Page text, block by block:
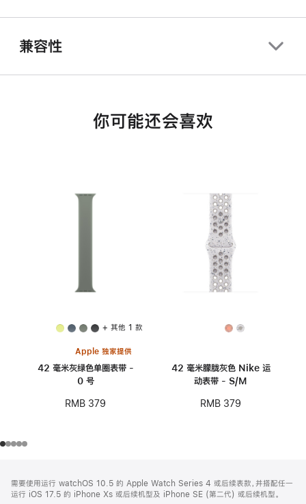
兼容性
你可能还会喜欢
+ 其他 1 款
Apple 独家提供
42 毫米灰绿色单圈表带 -
0 号
RMB 379
42 毫米朦胧灰色 Nike 运
动表带 - S/M
RMB 379
页
注
需要使用运行 watchOS 10.5 的 Apple Watch Series 4 或后续表款，并搭配任一
运行 iOS 17.5 的 iPhone Xs 或后续机型及 iPhone SE (第二代) 或后续机型。